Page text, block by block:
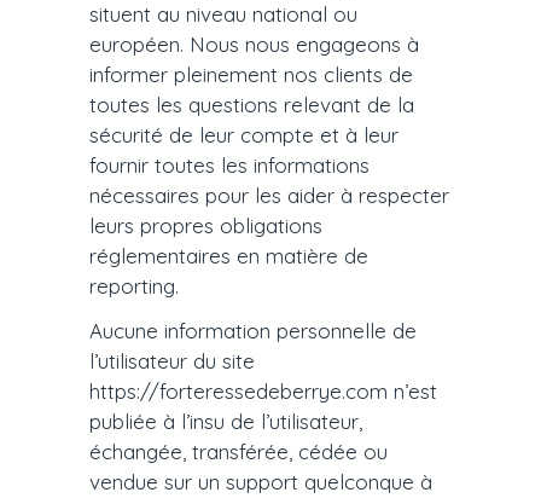
situent au niveau national ou
européen. Nous nous engageons à
informer pleinement nos clients de
toutes les questions relevant de la
sécurité de leur compte et à leur
fournir toutes les informations
nécessaires pour les aider à respecter
leurs propres obligations
réglementaires en matière de
reporting.
Aucune information personnelle de
l’utilisateur du site
https://forteressedeberrye.com n’est
publiée à l’insu de l’utilisateur,
échangée, transférée, cédée ou
vendue sur un support quelconque à